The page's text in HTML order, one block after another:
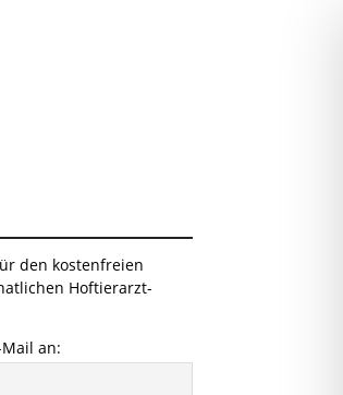
den kostenfreien
Hoftierarzt-
an: